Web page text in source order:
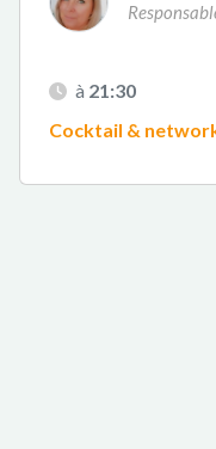
à 21:30
Cocktail &